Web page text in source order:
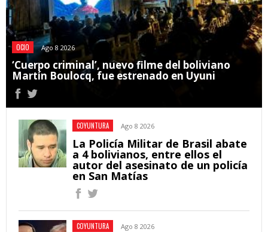
OCIO Ago 8 2026
‘Cuerpo criminal’, nuevo filme del boliviano
Martín Boulocq, fue estrenado en Uyuni
COYUNTURA Ago 8 2026
La Policía Militar de Brasil abate
a 4 bolivianos, entre ellos el
autor del asesinato de un policía
en San Matías
COYUNTURA Ago 8 2026